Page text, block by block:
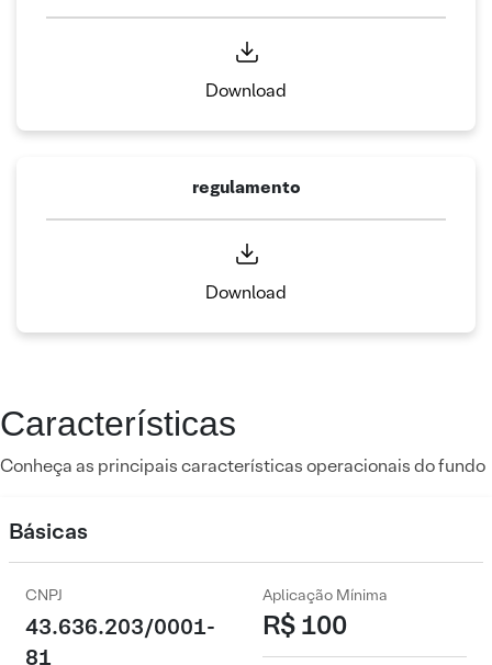
Download
regulamento
Download
Características
Conheça as principais características operacionais do fundo
Básicas
CNPJ
43.636.203/0001-
81
Aplicação Mínima
R$ 100